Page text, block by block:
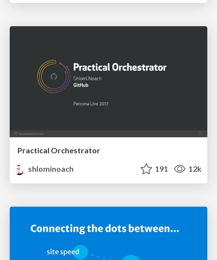
Practical Orchestrator
shlominoach
191 12k